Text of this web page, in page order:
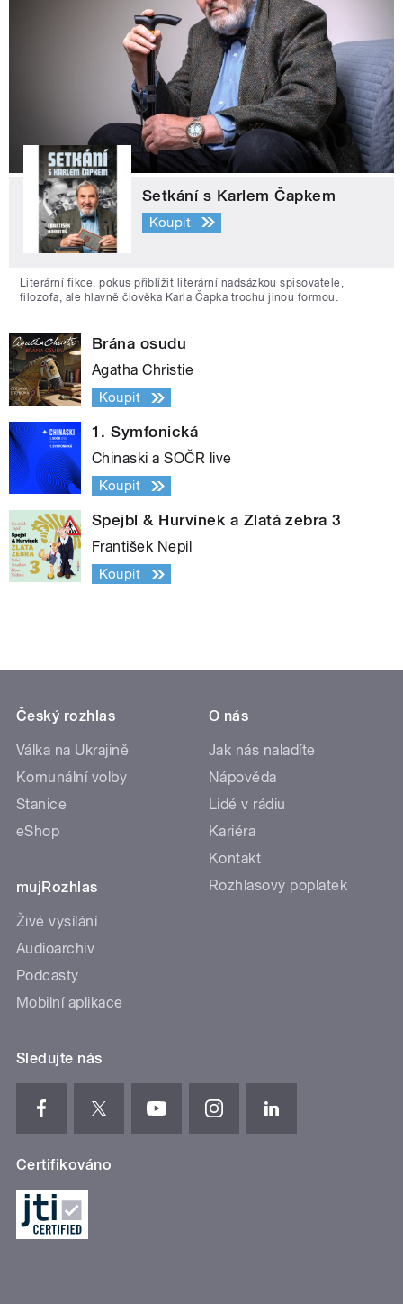
Setkání s Karlem Čapkem
Koupit
Literární fikce, pokus přiblížit literární nadsázkou spisovatele,
filozofa, ale hlavně člověka Karla Čapka trochu jinou formou.
Brána osudu
Agatha Christie
Koupit
1. Symfonická
Chinaski a SOČR live
Koupit
Spejbl & Hurvínek a Zlatá zebra 3
František Nepil
Koupit
Český rozhlas
Válka na Ukrajině
Komunální volby
Stanice
eShop
mujRozhlas
Živé vysílání
Audioarchiv
Podcasty
Mobilní aplikace
O nás
Jak nás naladíte
Nápověda
Lidé v rádiu
Kariéra
Kontakt
Rozhlasový poplatek
Sledujte nás
Certifikováno